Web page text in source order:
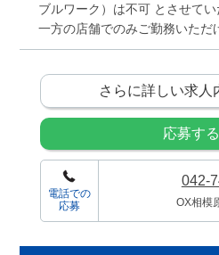
ブルワーク）は不可 とさせて
一方の店舗でのみご勤務いただ
さらに詳しい求人
応募する
電話での
応募
042-
OX相模